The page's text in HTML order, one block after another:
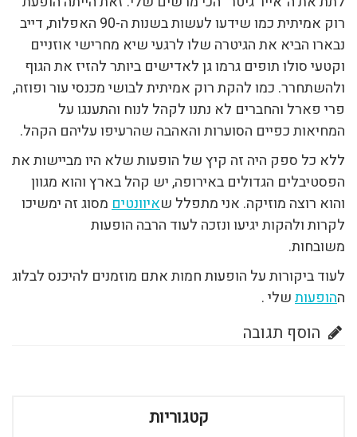
רוק אמיתית כמו שידעו לעשות בשנות ה-90 האפלות, דייב
נבארו הביא את הגיטרה שלו לרגעי שיא מחרישי אוזניים
וקטעי סולו תופים גרמו גן לאדישים ביותר להזיז את הגוף
ולהשתחרר. כמו להקת רוק אמיתית לבושי מכנסי עור ופוזה,
פרי פארל והחברים לא נתנו לקהל לנוח והתענגו על
המחיאות כפיים הסוערות והאהבה שהרעיפו עליהם הקהל.
ללא כל ספק היה זה קיץ של הופעות שלא היו מביישות את
הפסטיבלים הגדולים באירופה, יש קהל בארץ והוא מגוון
והוא רוצה מוזיקה. אני מתפלל שאיוונטיםמסוג זה ימשיכו
לקרות ולהקות יגיעו ונזכה לעוד הרבה הופעות
משובחות.
לעוד ביקורות על הופעות חמות אתם מוזמנים להיכנס לבלוג
ההופעותשלי .
הוסף תגובה
קטגוריות